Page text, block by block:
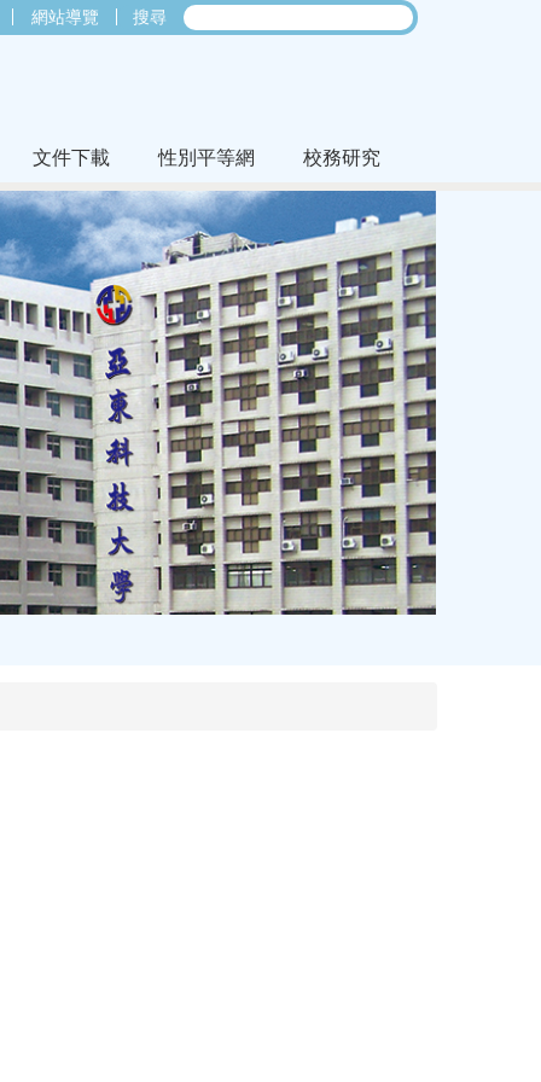
網站導覽 搜尋
文件下載 性別平等網 校務研究